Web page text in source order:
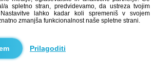
Me zanima
a spletno stran, predvidevamo, da ustreza tvojim
lahko kadar koli spremeniš v svojem
zmanjša funkcionalnost naše spletne strani.
Prilagoditi